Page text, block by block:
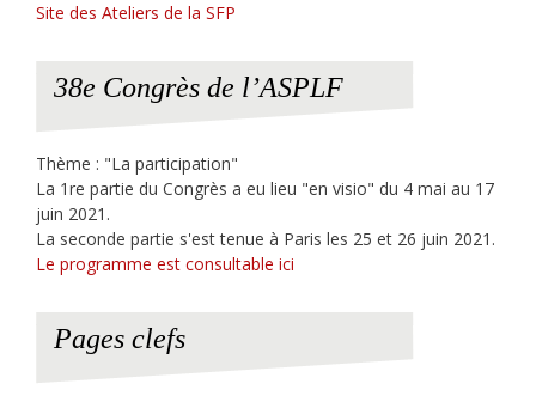
Site des Ateliers de la SFP
38e Congrès de l’ASPLF
Thème : "La participation"
La 1re partie du Congrès a eu lieu "en visio" du 4 mai au 17
juin 2021.
La seconde partie s'est tenue à Paris les 25 et 26 juin 2021.
Le programme est consultable ici
Pages clefs